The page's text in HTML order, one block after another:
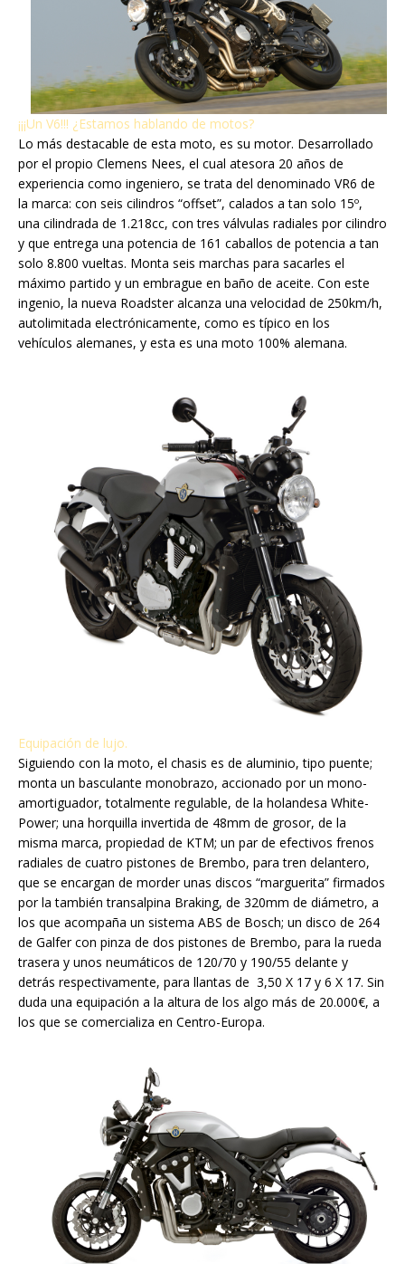
¡¡¡Un V6!!! ¿Estamos hablando de motos?
Lo más destacable de esta moto, es su motor. Desarrollado
por el propio Clemens Nees, el cual atesora 20 años de
experiencia como ingeniero, se trata del denominado VR6 de
la marca: con seis cilindros “offset”, calados a tan solo 15º,
una cilindrada de 1.218cc, con tres válvulas radiales por cilindro
y que entrega una potencia de 161 caballos de potencia a tan
solo 8.800 vueltas. Monta seis marchas para sacarles el
máximo partido y un embrague en baño de aceite. Con este
ingenio, la nueva Roadster alcanza una velocidad de 250km/h,
autolimitada electrónicamente, como es típico en los
vehículos alemanes, y esta es una moto 100% alemana.
Equipación de lujo.
Siguiendo con la moto, el chasis es de aluminio, tipo puente;
monta un basculante monobrazo, accionado por un mono-
amortiguador, totalmente regulable, de la holandesa White-
Power; una horquilla invertida de 48mm de grosor, de la
misma marca, propiedad de KTM; un par de efectivos frenos
radiales de cuatro pistones de Brembo, para tren delantero,
que se encargan de morder unas discos “marguerita” firmados
por la también transalpina Braking, de 320mm de diámetro, a
los que acompaña un sistema ABS de Bosch; un disco de 264
de Galfer con pinza de dos pistones de Brembo, para la rueda
trasera y unos neumáticos de 120/70 y 190/55 delante y
detrás respectivamente, para llantas de 3,50 X 17 y 6 X 17. Sin
duda una equipación a la altura de los algo más de 20.000€, a
los que se comercializa en Centro-Europa.